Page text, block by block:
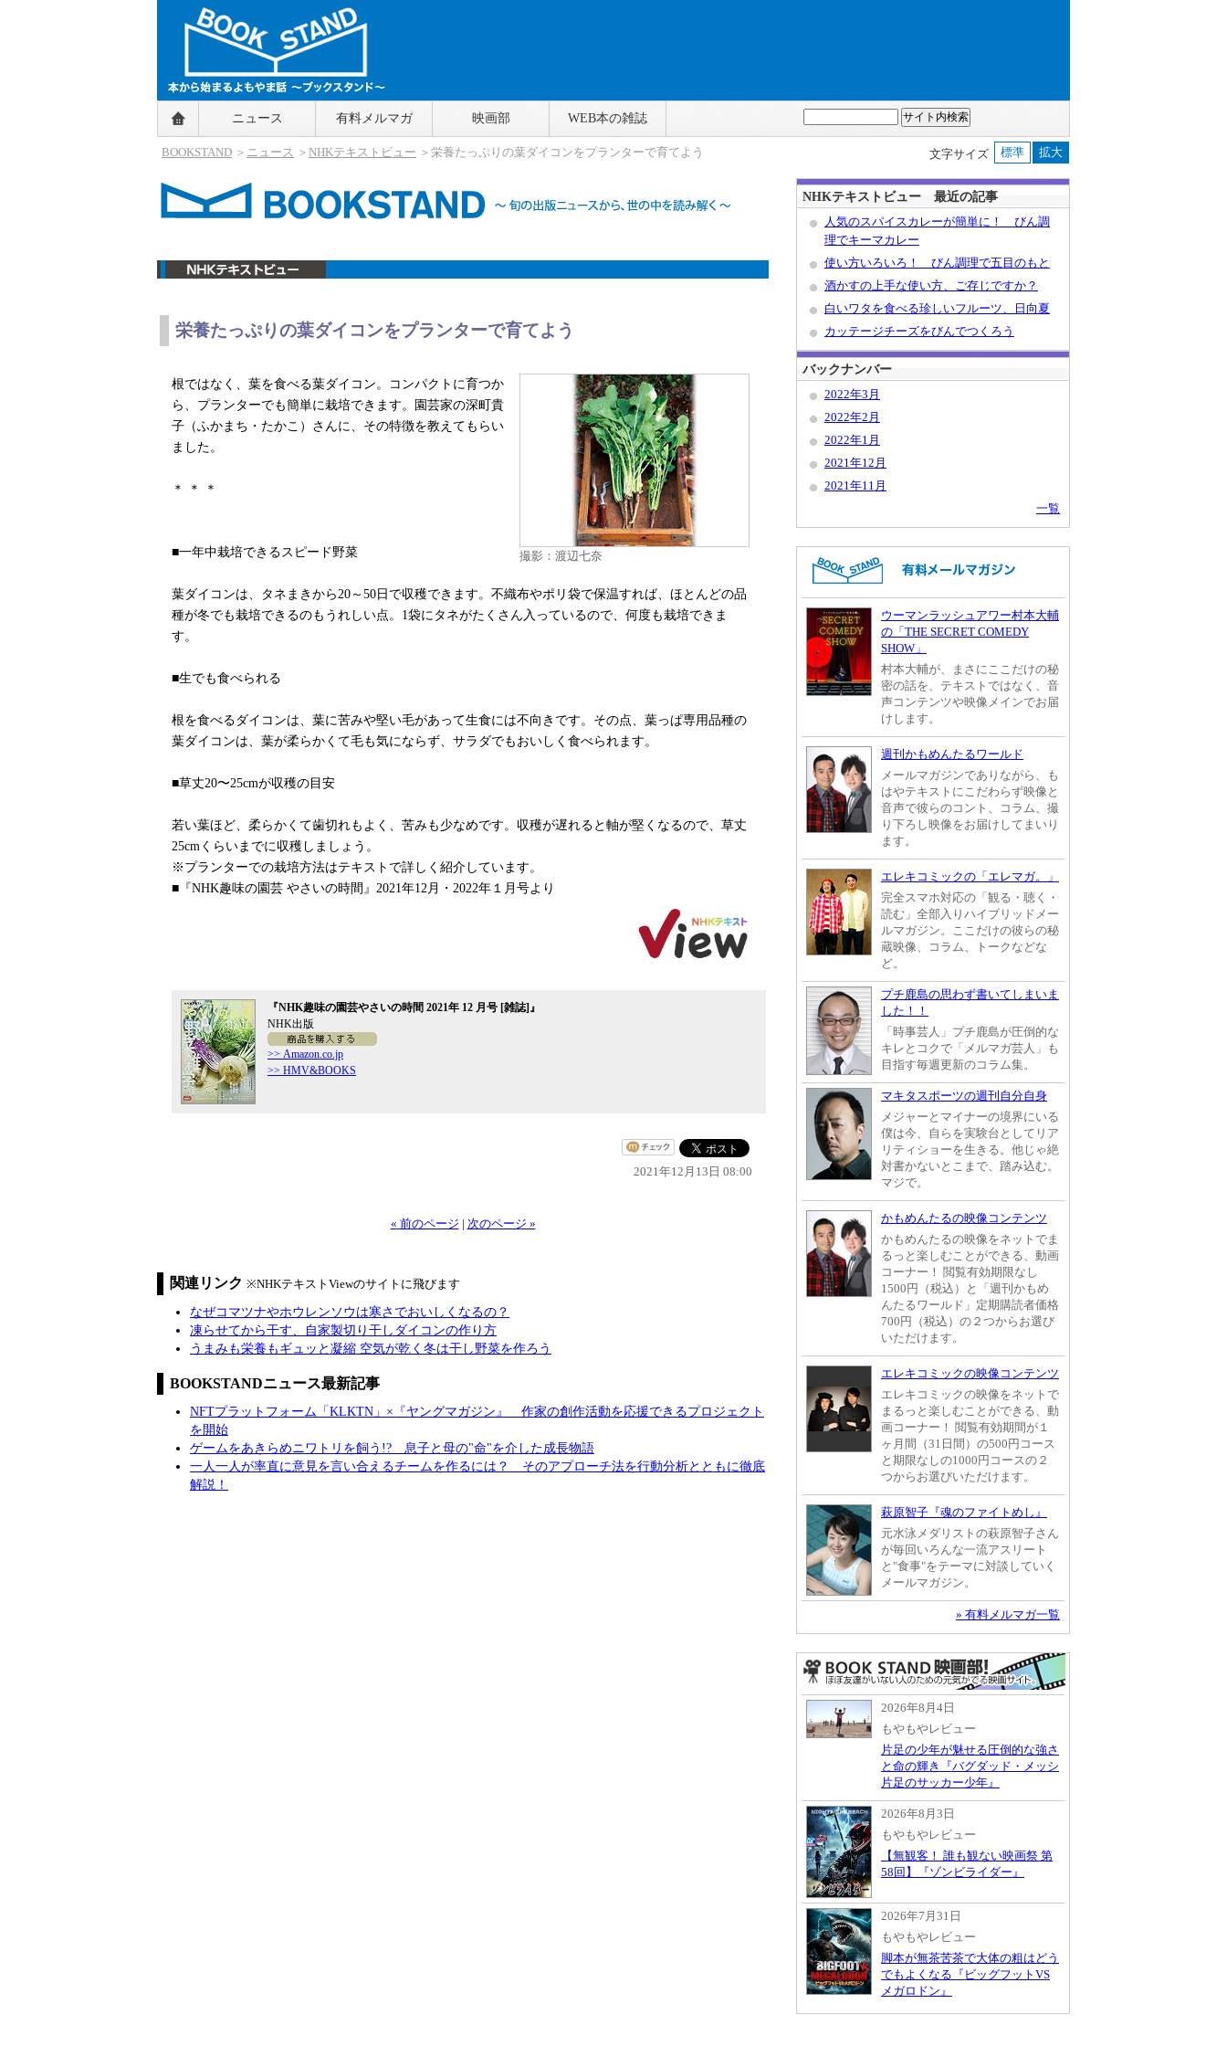
BOOKSTAND（ブックスタンド）
～本から始まるよもやま話～
BOOKSTAND（ブ
ニュース 有料メルマガ 映画部 WEB本の雑誌
文字サイズ 標準 拡大
BOOKSTAND ＞ ニュース ＞ NHKテキストビュー ＞栄養たっぷりの葉ダイコンをプランターで育てよう
栄養たっぷりの葉ダイコンをプランターで育てよう
撮影：渡辺七奈
根ではなく、葉を食べる葉ダイコン。コンパクトに育つか
ら、プランターでも簡単に栽培できます。園芸家の深町貴
子（ふかまち・たかこ）さんに、その特徴を教えてもらい
ました。
＊ ＊ ＊
■一年中栽培できるスピード野菜
葉ダイコンは、タネまきから20～50日で収穫できます。不織布やポリ袋で保温すれば、ほとんどの品
種が冬でも栽培できるのもうれしい点。1袋にタネがたくさん入っているので、何度も栽培できま
す。
■生でも食べられる
根を食べるダイコンは、葉に苦みや堅い毛があって生食には不向きです。その点、葉っぱ専用品種の
葉ダイコンは、葉が柔らかくて毛も気にならず、サラダでもおいしく食べられます。
■草丈20〜25cmが収穫の目安
若い葉ほど、柔らかくて歯切れもよく、苦みも少なめです。収穫が遅れると軸が堅くなるので、草丈
25cmくらいまでに収穫しましょう。
※プランターでの栽培方法はテキストで詳しく紹介しています。
■『NHK趣味の園芸 やさいの時間』2021年12月・2022年１月号より
『NHK趣味の園芸やさいの時間 2021年 12 月号 [雑誌]』
NHK出版
>> Amazon.co.jp
>> HMV&BOOKS
2021年12月13日 08:00
« 前のページ | 次のページ »
関連リンク ※NHKテキストViewのサイトに飛びます
なぜコマツナやホウレンソウは寒さでおいしくなるの？
凍らせてから干す、自家製切り干しダイコンの作り方
うまみも栄養もギュッと凝縮 空気が乾く冬は干し野菜を作ろう
BOOKSTANDニュース最新記事
NFTプラットフォーム「KLKTN」×『ヤングマガジン』 作家の創作活動を応援できるプロジェクト
を開始
ゲームをあきらめニワトリを飼う!? 息子と母の"命"を介した成長物語
一人一人が率直に意見を言い合えるチームを作るには？ そのアプローチ法を行動分析とともに徹底
解説！
NHKテキストビュー 最近の記事
人気のスパイスカレーが簡単に！ びん調
理でキーマカレー
使い方いろいろ！ びん調理で五目のもと
酒かすの上手な使い方、ご存じですか？
白いワタを食べる珍しいフルーツ、日向夏
カッテージチーズをびんでつくろう
バックナンバー
2022年3月
2022年2月
2022年1月
2021年12月
2021年11月
一覧
ウーマンラッシュアワー村本大輔
の「THE SECRET COMEDY
SHOW」
村本大輔が、まさにここだけの秘
密の話を、テキストではなく、音
声コンテンツや映像メインでお届
けします。
週刊かもめんたるワールド
メールマガジンでありながら、も
はやテキストにこだわらず映像と
音声で彼らのコント、コラム、撮
り下ろし映像をお届けしてまいり
ます。
エレキコミックの「エレマガ。」
完全スマホ対応の「観る・聴く・
読む」全部入りハイブリッドメー
ルマガジン。ここだけの彼らの秘
蔵映像、コラム、トークなどな
ど。
プチ鹿島の思わず書いてしまいま
した！！
「時事芸人」プチ鹿島が圧倒的な
キレとコクで「メルマガ芸人」も
目指す毎週更新のコラム集。
マキタスポーツの週刊自分自身
メジャーとマイナーの境界にいる
僕は今、自らを実験台としてリア
リティショーを生きる。他じゃ絶
対書かないとこまで、踏み込む。
マジで。
かもめんたるの映像コンテンツ
かもめんたるの映像をネットでま
るっと楽しむことができる、動画
コーナー！ 閲覧有効期限なし
1500円（税込）と「週刊かもめ
んたるワールド」定期購読者価格
700円（税込）の２つからお選び
いただけます。
エレキコミックの映像コンテンツ
エレキコミックの映像をネットで
まるっと楽しむことができる、動
画コーナー！ 閲覧有効期間が１
ヶ月間（31日間）の500円コース
と期限なしの1000円コースの２
つからお選びいただけます。
萩原智子『魂のファイトめし』
元水泳メダリストの萩原智子さん
が毎回いろんな一流アスリート
と"食事"をテーマに対談していく
メールマガジン。
» 有料メルマガ一覧
2026年8月4日
もやもやレビュー
片足の少年が魅せる圧倒的な強さ
と命の輝き『バグダッド・メッシ
片足のサッカー少年』
2026年8月3日
もやもやレビュー
【無観客！ 誰も観ない映画祭 第
58回】『ゾンビライダー』
2026年7月31日
もやもやレビュー
脚本が無茶苦茶で大体の粗はどう
でもよくなる『ビッグフットVS
メガロドン』